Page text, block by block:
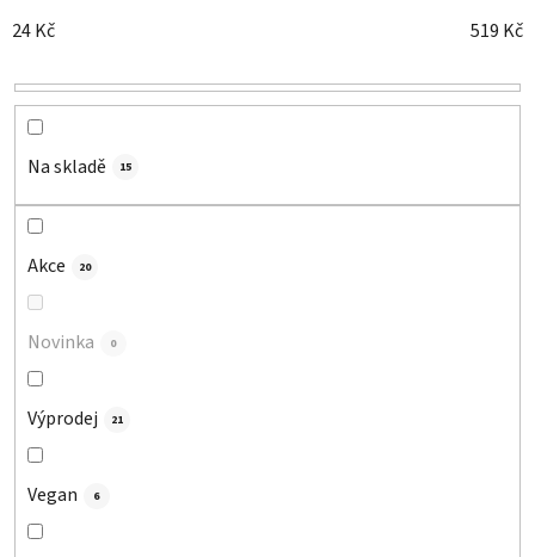
n
í
p
r
u
24Kč 519 Kč
Na skladě 15
Akce 20
Novinka 0
Výprodej 21
Vegan 6